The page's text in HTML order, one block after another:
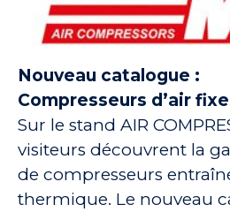
Nouveau catalogue :
Compresseurs d’air
Sur le stand AIR
visiteurs découvrent la
de compresseurs
thermique. Le nouveau